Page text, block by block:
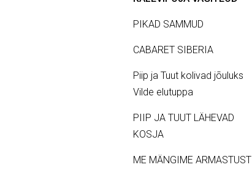
PIKAD SAMMUD
CABARET SIBERIA
Piip ja Tuut kolivad jõuluks
Vilde elutuppa
PIIP JA TUUT LÄHEVAD
KOSJA
ME MÄNGIME ARMASTUST